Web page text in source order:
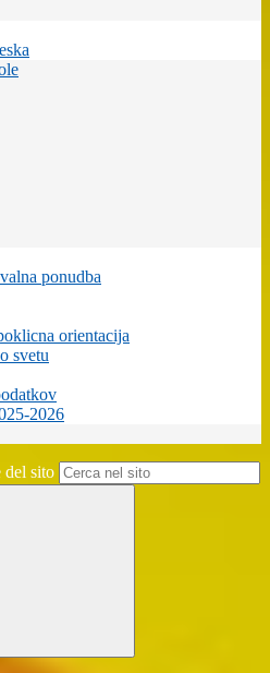
ponudba
orientacija
svetu
2026
del sito